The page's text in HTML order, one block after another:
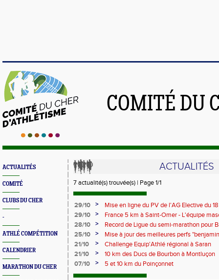
COMITÉ DU
ACTUALITÉS
COMITÉ
CLUBS DU CHER
-
ATHLÉ COMPÉTITION
CALENDRIER
MARATHON DU CHER
ACTUALITÉS
7 actualité(s) trouvée(s) | Page 1/1
29/10 >
Mise en ligne du PV de l'AG Elective du
29/10
>
France 5 km à Saint-Omer - L'équipe
28/10
>
Record de Ligue du semi-marathon pour
1h00'18"
25/10 >
Mise à jour des meilleures perfs
département
21/10 >
Challenge Equip'Athlé régional à Saran
21/10
>
10 km des Ducs de Bourbon à Montluçon
07/10
> 5 et 10 km du Poinçonnet